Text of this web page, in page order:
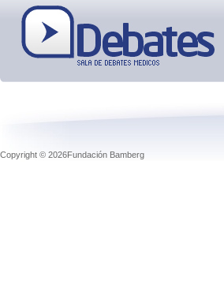
Copyright © 2026Fundación Bamberg